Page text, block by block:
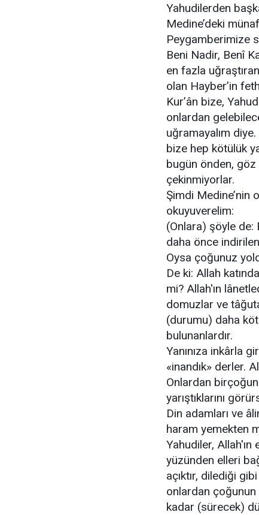
Yahudilerden
Medine’deki
Peygamberimize
Beni Nadir, Benî
en fazla
olan Hayber’in
Kur’ân bize,
onlardan
uğramayalım
bize hep kötülük
bugün önden,
çekinmiyorlar.
Şimdi Medine’nin
okuyuverelim:
(Onlara) şöyle de:
daha önce
Oysa çoğunuz
De ki: Allah
mi? Allah'ın
domuzlar ve
(durumu) daha
bulunanlardır.
Yanınıza inkârla
«inandık» derler.
Onlardan
yarıştıklarını
Din adamları ve
haram yemekten
Yahudiler, Allah'ın
yüzünden elleri
açıktır, dilediği
onlardan çoğunun
kadar (sürecek)